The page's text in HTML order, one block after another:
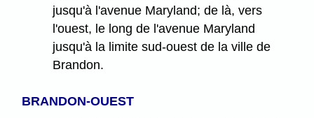
jusqu'à l'avenue Maryland; de là, vers
l'ouest, le long de l'avenue Maryland
jusqu'à la limite sud-ouest de la ville de
Brandon.
BRANDON-OUEST